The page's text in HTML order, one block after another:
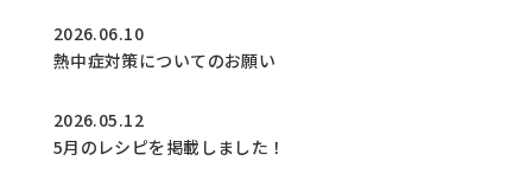
2026.06.10
熱中症対策についてのお願い
2026.05.12
5月のレシピを掲載しました！